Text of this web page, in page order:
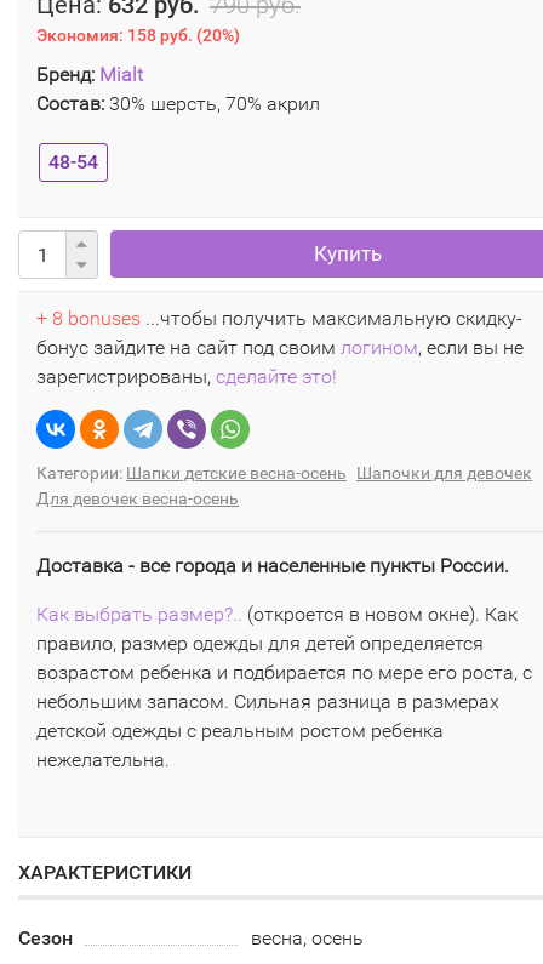
Экономия: 158 руб. (20%)
Бренд: Mialt
Состав: 30% шерсть, 70% акрил
48-54
Купить
+ 8 bonuses ...чтобы получить максимальную скидку-
бонус зайдите на сайт под своим логином, если вы не
зарегистрированы, сделайте это!
Категории: Шапки детские весна-осень
Шапочки для девочек
Для девочек весна-осень
Доставка - все города и населенные пункты России.
Как выбрать размер?.. (откроется в новом окне). Как
правило, размер одежды для детей определяется
возрастом ребенка и подбирается по мере его роста, с
небольшим запасом. Сильная разница в размерах
детской одежды с реальным ростом ребенка
нежелательна.
ХАРАКТЕРИСТИКИ
Сезон весна, осень